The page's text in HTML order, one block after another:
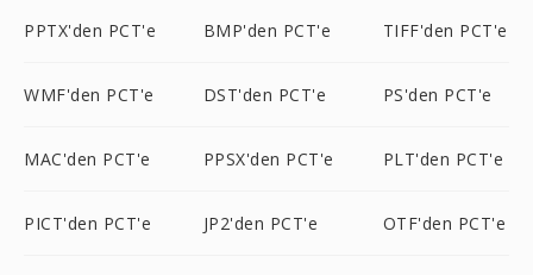
PPTX'den PCT'e BMP'den PCT'e TIFF'den PCT'e
WMF'den PCT'e DST'den PCT'e PS'den PCT'e
MAC'den PCT'e PPSX'den PCT'e PLT'den PCT'e
PICT'den PCT'e JP2'den PCT'e OTF'den PCT'e